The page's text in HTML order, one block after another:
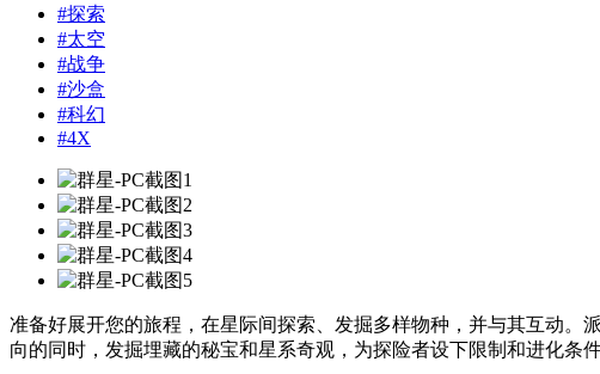
#探索
#太空
#战争
#沙盒
#科幻
#4X
准备好展开您的旅程，在星际间探索、发掘多样物种，并与其互动
向的同时，发掘埋藏的秘宝和星系奇观，为探险者设下限制和进化条